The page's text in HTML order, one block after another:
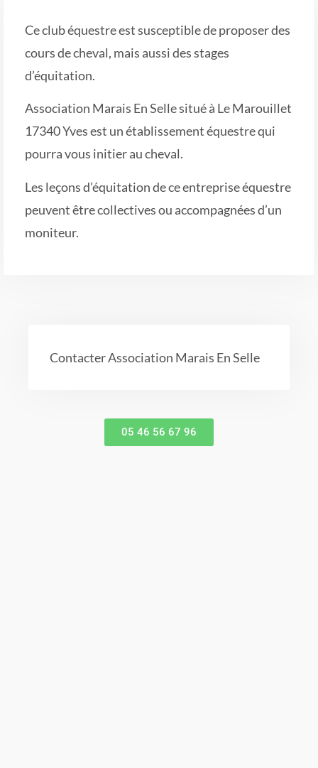
Ce club équestre est susceptible de proposer des
cours de cheval, mais aussi des stages
d’équitation.
Association Marais En Selle situé à Le Marouillet
17340 Yves est un établissement équestre qui
pourra vous initier au cheval.
Les leçons d’équitation de ce entreprise équestre
peuvent être collectives ou accompagnées d’un
moniteur.
Contacter Association Marais En Selle
05 46 56 67 96